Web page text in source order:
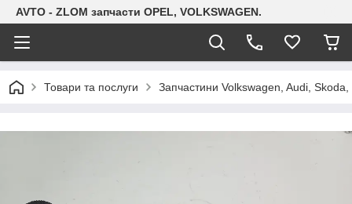
AVTO - ZLOM запчасти OPEL, VOLKSWAGEN.
Товари та послуги Запчастини Volkswagen, Audi, Skoda,